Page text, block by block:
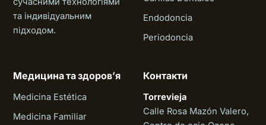
та індивідуальним
підходом.
Endodoncia
Periodoncia
Медицина та здоровʼя
Medicina Estética
Medicina Familiar
Контакти
Torrevieja
Calle Rosa Mazón Valero,